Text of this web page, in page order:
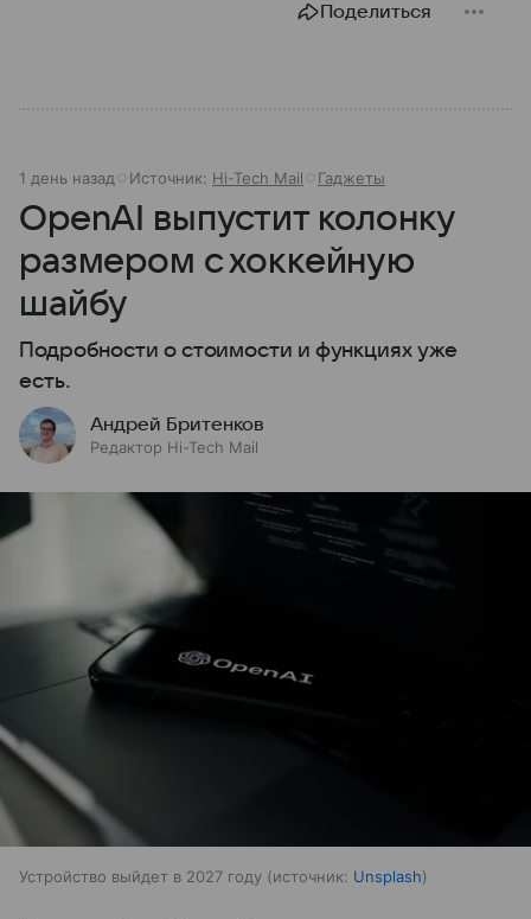
Поделиться
1 день назад Источник: Hi-Tech Mail Гаджеты
OpenAI выпустит колонку
размером с хоккейную
шайбу
Подробности о стоимости и функциях уже
есть.
Андрей Бритенков
Редактор Hi-Tech Mail
Устройство выйдет в 2027 году источник: Unsplash